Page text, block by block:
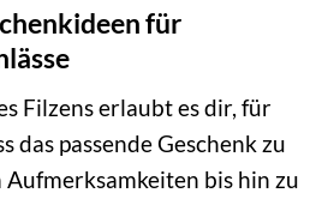
für
Filzens erlaubt es dir, für
das passende Geschenk zu
bis hin zu